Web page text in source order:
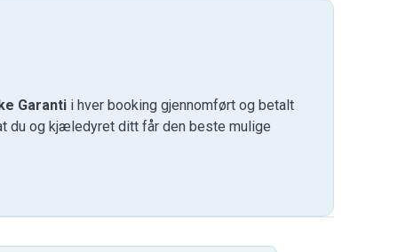
Garanti i hver booking gjennomført og betalt
du og kjæledyret ditt får den beste mulige